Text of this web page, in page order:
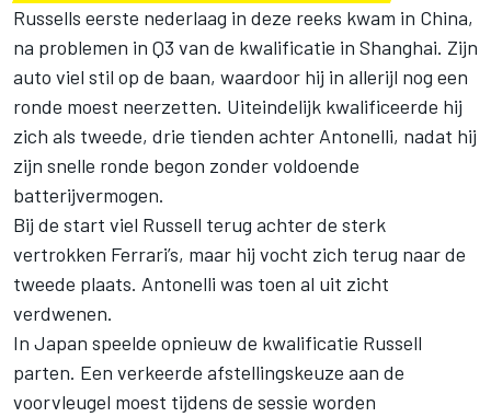
Russells eerste nederlaag in deze reeks kwam in China,
na problemen in Q3 van de kwalificatie in Shanghai. Zijn
auto viel stil op de baan, waardoor hij in allerijl nog een
ronde moest neerzetten. Uiteindelijk kwalificeerde hij
zich als tweede, drie tienden achter Antonelli, nadat hij
zijn snelle ronde begon zonder voldoende
batterijvermogen.
Bij de start viel Russell terug achter de sterk
vertrokken Ferrari’s, maar hij vocht zich terug naar de
tweede plaats. Antonelli was toen al uit zicht
verdwenen.
In Japan speelde opnieuw de kwalificatie Russell
parten. Een verkeerde afstellingskeuze aan de
voorvleugel moest tijdens de sessie worden